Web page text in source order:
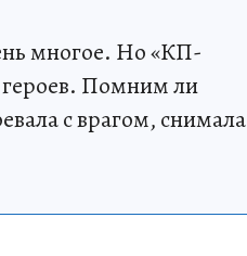
многое. Но «КП-
Помним ли
с врагом, снимала